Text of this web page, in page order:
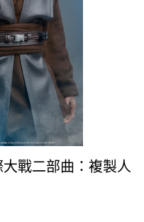
戰二部曲：複製人